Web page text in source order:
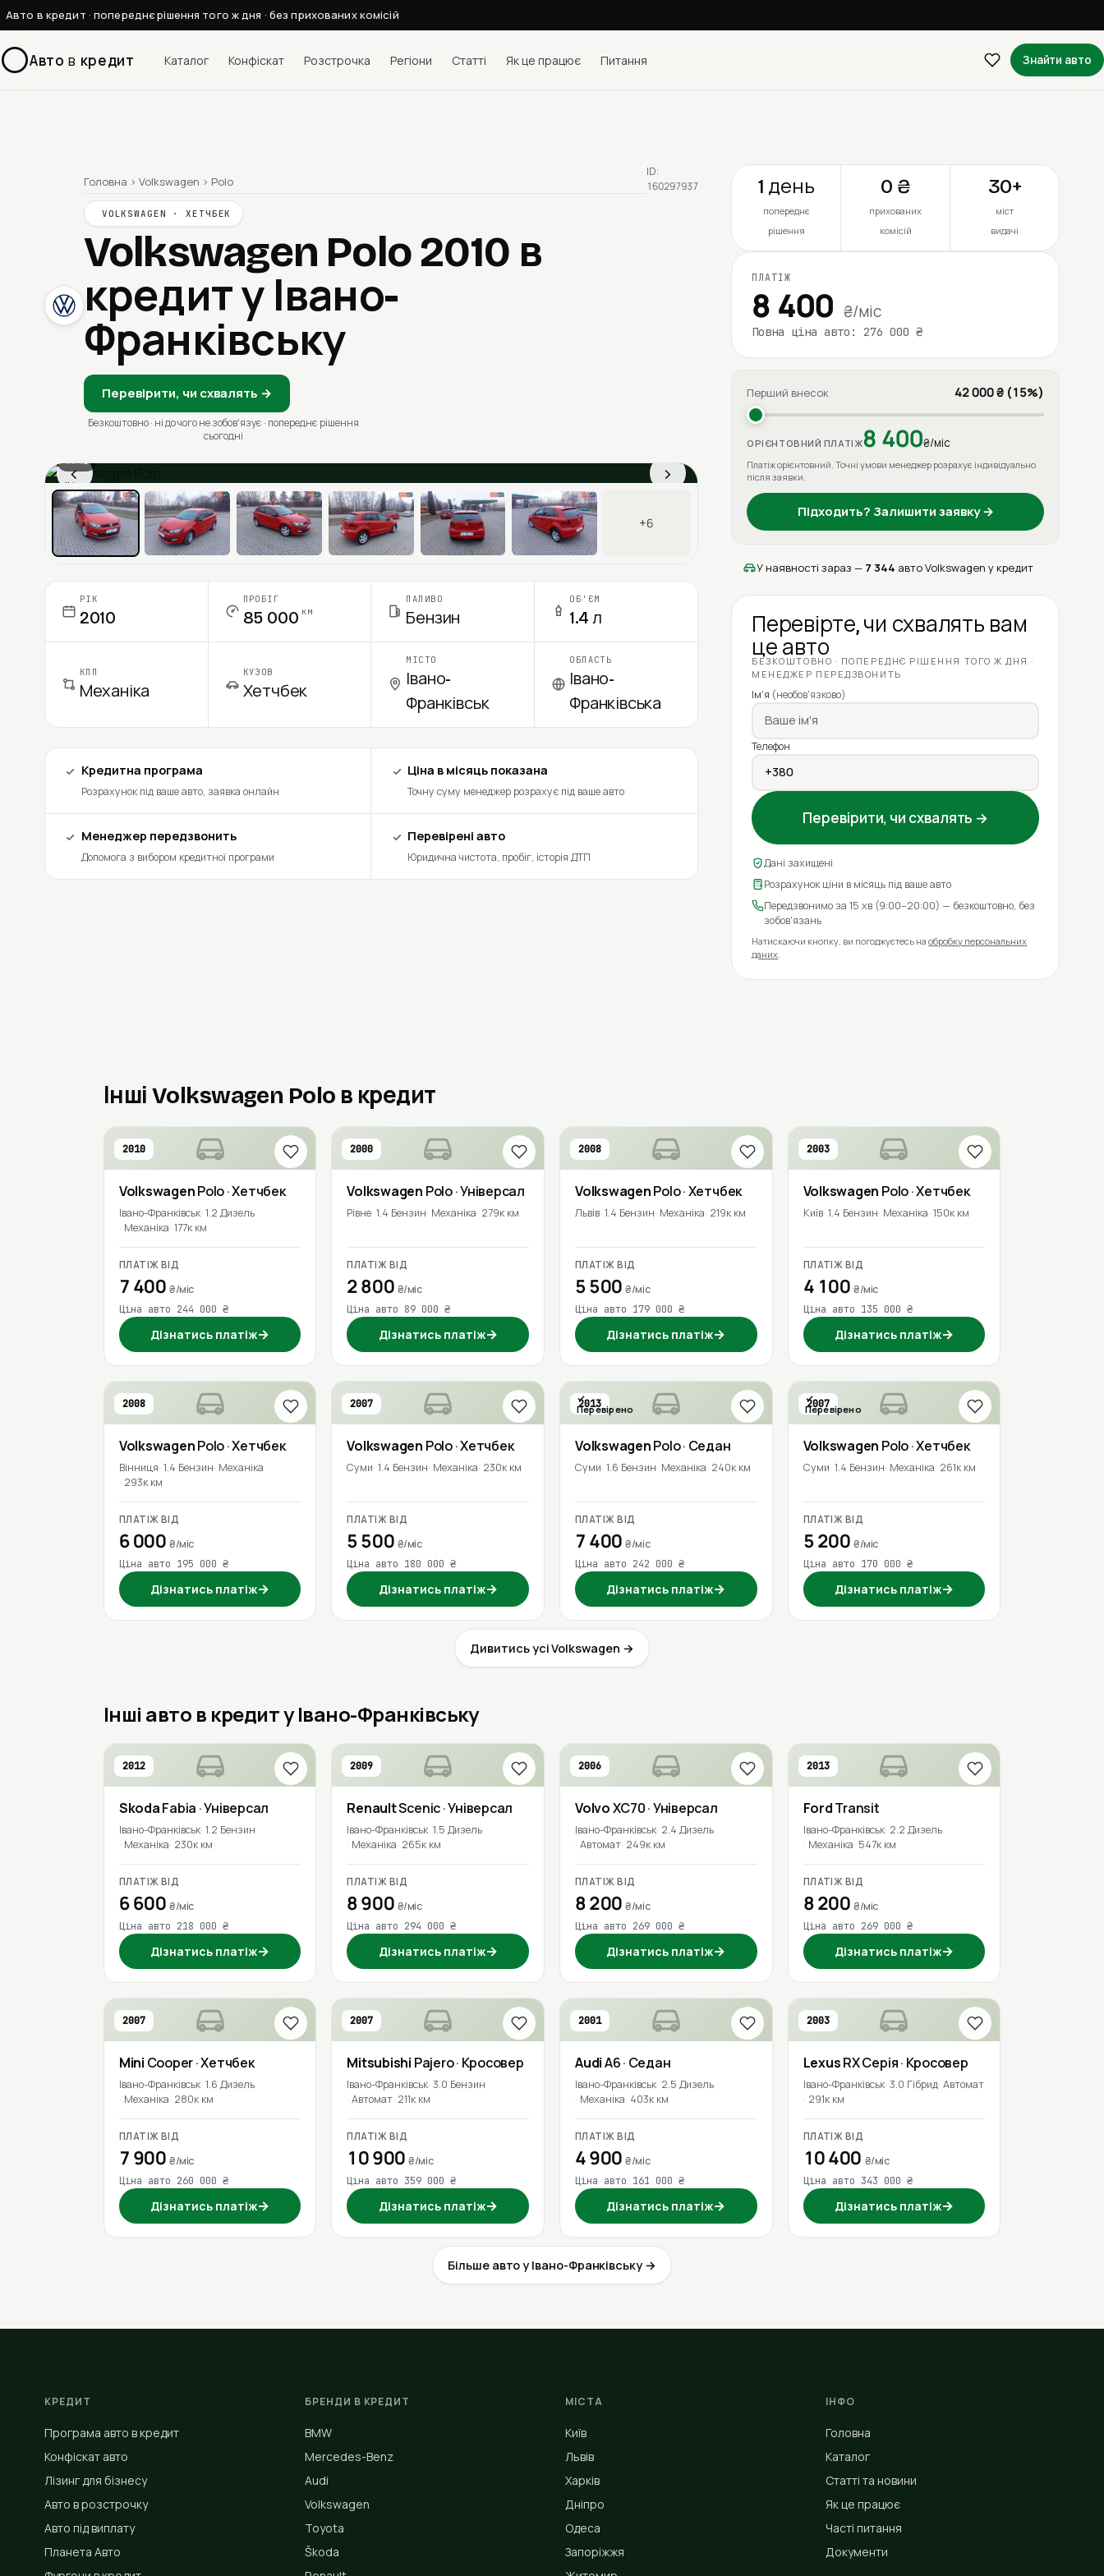
Авто в кредит · попереднє рішення того ж дня · без прихованих комісій
Авто в кредит Каталог Конфіскат Розстрочка Регіони Статті Як це працює Питання Знайти авто
Головна › Volkswagen › Polo
VOLKSWAGEN · ХЕТЧБЕК
Volkswagen Polo 2010 в
кредит у Івано-
Франківську
Перевірити, чи схвалять →
Безкоштовно · ні до чого не зобовʼязує · попереднє рішення
сьогодні
ID:
160297937
‹ ›
1 / 13
Ціна в місяць
+6
РІК
2010
ПРОБІГ
85 000 км
ПАЛИВО
Бензин
ОБ'ЄМ
1.4 л
КПП
Механіка
КУЗОВ
Хетчбек
МІСТО
Івано-
Франківськ
ОБЛАСТЬ
Івано-
Франківська
Кредитна програма
Розрахунок під ваше авто, заявка онлайн
Ціна в місяць показана
Точну суму менеджер розрахує під ваше авто
Менеджер передзвонить
Допомога з вибором кредитної програми
Перевірені авто
Юридична чистота, пробіг, історія ДТП
1 день
попереднє
рішення
0 ₴
прихованих
комісій
30+
міст
видачі
ПЛАТІЖ
8 400 ₴/міс
Повна ціна авто: 276 000 ₴
Перший внесок 42 000 ₴ (15%)
ОРІЄНТОВНИЙ ПЛАТІЖ8 400₴/міс
Платіж орієнтовний. Точні умови менеджер розрахує індивідуально
після заявки.
Підходить? Залишити заявку →
У наявності зараз — 7 344 авто Volkswagen у кредит
Перевірте, чи схвалять вам
це авто
БЕЗКОШТОВНО · ПОПЕРЕДНЄ РІШЕННЯ ТОГО Ж ДНЯ ·
МЕНЕДЖЕР ПЕРЕДЗВОНИТЬ
Ім'я (необов'язково)
Телефон
Перевірити, чи схвалять →
Дані захищені
Розрахунок ціни в місяць під ваше авто
Передзвонимо за 15 хв (9:00–20:00) — безкоштовно, без
зобов'язань
Натискаючи кнопку, ви погоджуєтесь наобробку персональних
даних
Інші Volkswagen Polo в кредит
2010
VolkswagenPolo· Хетчбек
Івано-Франківськ 1.2 Дизель
Механіка 177к км
ПЛАТІЖ ВІД
7 400₴/міс
Ціна авто 244 000 ₴
Дізнатись платіж→
2000
Volkswagen Polo· Універсал
Рівне 1.4 Бензин Механіка 279к км
ПЛАТІЖ ВІД
2 800 ₴/міс
Ціна авто 89 000 ₴
Дізнатись платіж→
2008
VolkswagenPolo· Хетчбек
Львів 1.4 Бензин Механіка 219к км
ПЛАТІЖ ВІД
5 500₴/міс
Ціна авто 179 000 ₴
Дізнатись платіж→
2003
Volkswagen Polo· Хетчбек
Київ 1.4 Бензин Механіка 150к км
ПЛАТІЖ ВІД
4 100 ₴/міс
Ціна авто 135 000 ₴
Дізнатись платіж→
2008
VolkswagenPolo· Хетчбек
Вінниця 1.4 Бензин Механіка
293к км
ПЛАТІЖ ВІД
6 000₴/міс
Ціна авто 195 000 ₴
Дізнатись платіж→
2007
Volkswagen Polo· Хетчбек
Суми 1.4 Бензин Механіка 230к км
ПЛАТІЖ ВІД
5 500 ₴/міс
Ціна авто 180 000 ₴
Дізнатись платіж→
2013
Перевірено
VolkswagenPolo· Седан
Суми 1.6 Бензин Механіка 240к км
ПЛАТІЖ ВІД
7 400₴/міс
Ціна авто 242 000 ₴
Дізнатись платіж→
2007
Перевірено
Volkswagen Polo· Хетчбек
Суми 1.4 Бензин Механіка 261к км
ПЛАТІЖ ВІД
5 200 ₴/міс
Ціна авто 170 000 ₴
Дізнатись платіж→
Дивитись усі Volkswagen →
Інші авто в кредит у Івано-Франківську
2012
SkodaFabia · Універсал
Івано-Франківськ 1.2 Бензин
Механіка 230к км
ПЛАТІЖ ВІД
6 600₴/міс
Ціна авто 218 000 ₴
Дізнатись платіж→
2009
RenaultScenic· Універсал
Івано-Франківськ 1.5 Дизель
Механіка 265к км
ПЛАТІЖ ВІД
8 900 ₴/міс
Ціна авто 294 000 ₴
Дізнатись платіж→
2006
VolvoXC70· Універсал
Івано-Франківськ 2.4 Дизель
Автомат 249к км
ПЛАТІЖ ВІД
8 200₴/міс
Ціна авто 269 000 ₴
Дізнатись платіж→
2013
FordTransit
Івано-Франківськ 2.2 Дизель
Механіка 547к км
ПЛАТІЖ ВІД
8 200 ₴/міс
Ціна авто 269 000 ₴
Дізнатись платіж→
2007
Mini Cooper· Хетчбек
Івано-Франківськ 1.6 Дизель
Механіка 280к км
ПЛАТІЖ ВІД
7 900₴/міс
Ціна авто 260 000 ₴
Дізнатись платіж→
2007
Mitsubishi Pajero· Кросовер
Івано-Франківськ 3.0 Бензин
Автомат 211к км
ПЛАТІЖ ВІД
10 900₴/міс
Ціна авто 359 000 ₴
Дізнатись платіж→
2001
AudiA6· Седан
Івано-Франківськ 2.5 Дизель
Механіка 403к км
ПЛАТІЖ ВІД
4 900₴/міс
Ціна авто 161 000 ₴
Дізнатись платіж→
2003
LexusRX Серія· Кросовер
Івано-Франківськ 3.0 Гібрид Автомат
291к км
ПЛАТІЖ ВІД
10 400 ₴/міс
Ціна авто 343 000 ₴
Дізнатись платіж→
Більше авто у Івано-Франківську →
КРЕДИТ
Програма авто в кредит
Конфіскат авто
Лізинг для бізнесу
Авто в розстрочку
Авто під виплату
Планета Авто
БРЕНДИ В КРЕДИТ
BMW
Mercedes-Benz
Audi
Volkswagen
Toyota
Škoda
МІСТА
Київ
Львів
Харків
Дніпро
Одеса
Запоріжжя
ІНФО
Головна
Каталог
Статті та новини
Як це працює
Часті питання
Документи